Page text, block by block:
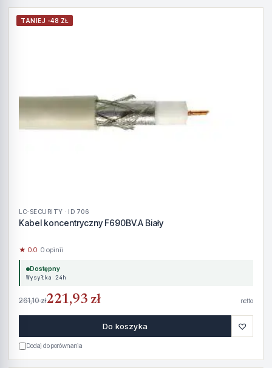
TANIEJ -48 ZŁ
LC-SECURITY · ID 706
Kabel koncentryczny F690BV.A Biały
★ 0.0· 0 opinii
Dostępny
Wysyłka 24h
261,10 zł221,93 zł netto
Do koszyka ♡
Dodaj do porównania